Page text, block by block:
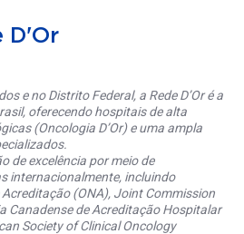
D'Or
e no Distrito Federal, a Rede D’Or é a
oferecendo hospitais de alta
(Oncologia D’Or) e uma ampla
de excelência por meio de
internacionalmente, incluindo
(ONA), Joint Commission
Canadense de Acreditação Hospitalar
Society of Clinical Oncology